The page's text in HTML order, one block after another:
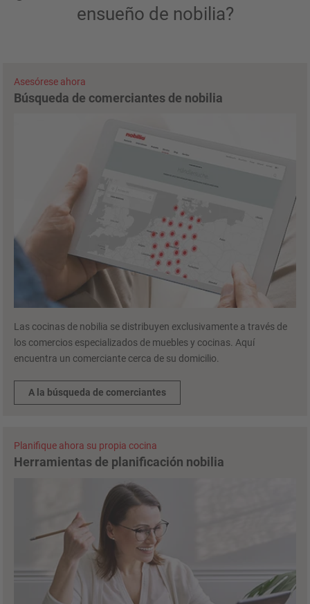
ensueño de nobilia?
Asesórese ahora
Búsqueda de comerciantes de nobilia
Las cocinas de nobilia se distribuyen exclusivamente a través de
los comercios especializados de muebles y cocinas. Aquí
encuentra un comerciante cerca de su domicilio.
A la búsqueda de comerciantes
Planifique ahora su propia cocina
Herramientas de planificación nobilia